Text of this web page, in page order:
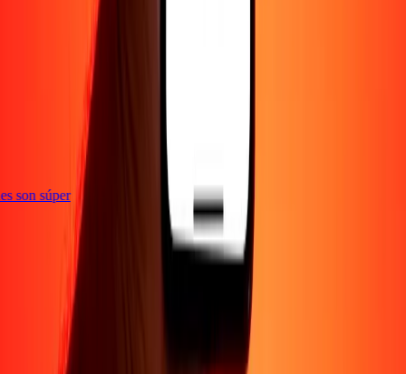
son súper
Blog Corporativo